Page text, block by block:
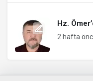
Hz.
2 hafta